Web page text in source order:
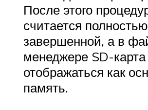
После этого
считается полностью
завершенной, а в
менеджере SD-карта
отображаться как
память.